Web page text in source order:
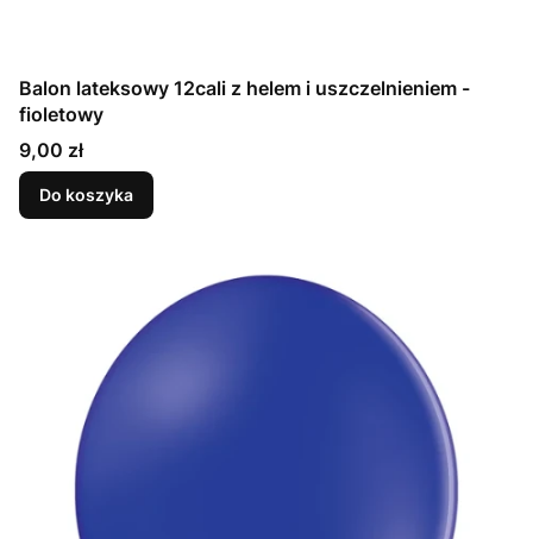
Balon lateksowy 12cali z helem i uszczelnieniem -
fioletowy
Cena
9,00 zł
Do koszyka